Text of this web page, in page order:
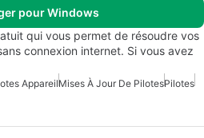
pour Windows
qui vous permet de résoudre vos
connexion internet. Si vous avez
AppareilMises À Jour De PilotesPilotes